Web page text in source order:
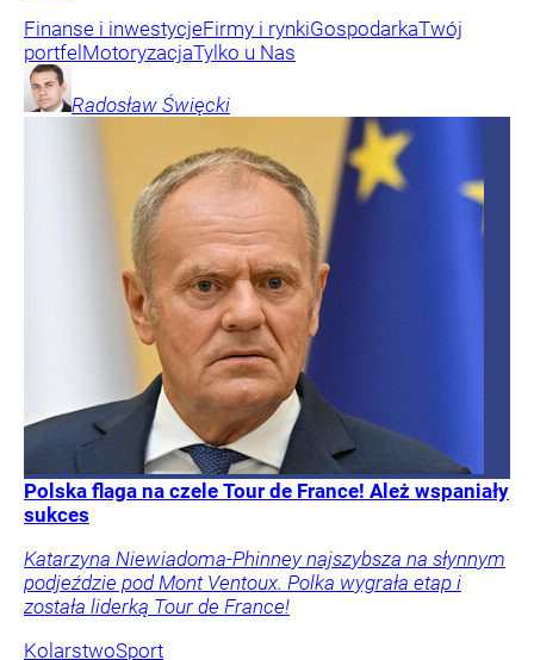
Finanse i inwestycjeFirmy i rynkiGospodarkaTwój
portfelMotoryzacjaTylko u Nas
Radosław Święcki
Polska flaga na czele Tour de France! Ależ wspaniały
sukces
Katarzyna Niewiadoma-Phinney najszybsza na słynnym
podjeździe pod Mont Ventoux. Polka wygrała etap i
została liderką Tour de France!
KolarstwoSport